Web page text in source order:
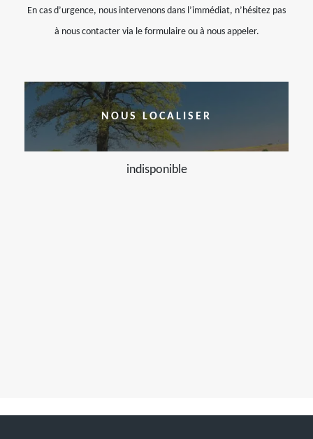
En cas d’urgence, nous intervenons dans l’immédiat, n’hésitez pas
à nous contacter via le formulaire ou à nous appeler.
NOUS LOCALISER
indisponible